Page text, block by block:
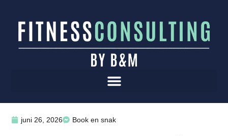
juni 26, 2026 Book en snak